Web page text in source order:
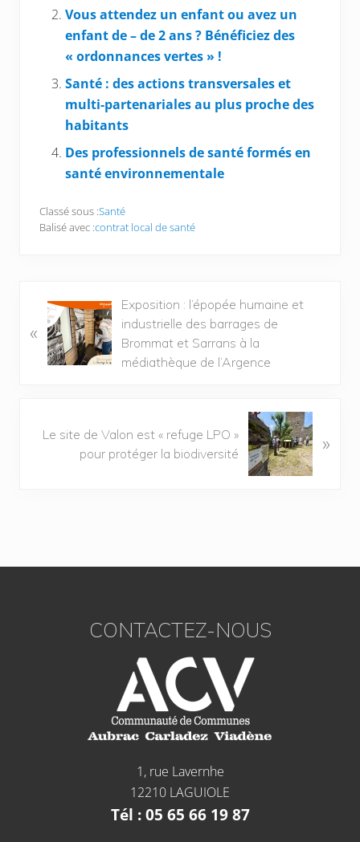
Vous attendez un enfant ou avez un
enfant de – de 2 ans ? Bénéficiez des
« ordonnances vertes » !
Santé : des actions transversales et
multi-partenariales au plus proche des
habitants
Des professionnels de santé formés en
santé environnementale
Classé sous :Santé
Balisé avec :contrat local de santé
«
Exposition : l’épopée humaine et
industrielle des barrages de
Brommat et Sarrans à la
médiathèque de l’Argence
Le site de Valon est « refuge LPO »
pour protéger la biodiversité
»
CONTACTEZ-NOUS
1, rue Lavernhe
12210 LAGUIOLE
Tél : 05 65 66 19 87